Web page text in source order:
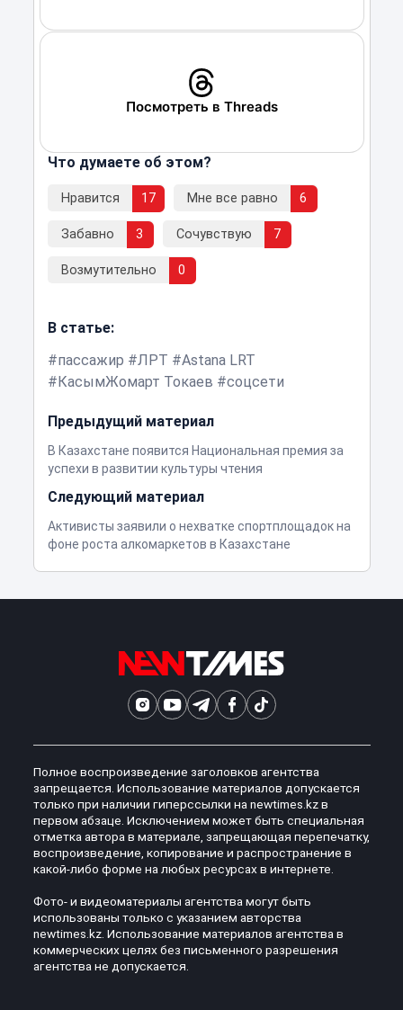
Посмотреть в Threads
Что думаете об этом?
Нравится 17 Мне все равно 6
Забавно 3 Сочувствую 7
Возмутительно 0
В статье:
пассажир
ЛРТ
Astana LRT
КасымЖомарт Токаев
соцсети
Предыдущий материал
В Казахстане появится Национальная премия за
успехи в развитии культуры чтения
Следующий материал
Активисты заявили о нехватке спортплощадок на
фоне роста алкомаркетов в Казахстане
Полное воспроизведение заголовков агентства
запрещается. Использование материалов допускается
только при наличии гиперссылки на newtimes.kz в
первом абзаце. Исключением может быть специальная
отметка автора в материале, запрещающая перепечатку,
воспроизведение, копирование и распространение в
какой-либо форме на любых ресурсах в интернете.
Фото- и видеоматериалы агентства могут быть
использованы только с указанием авторства
newtimes.kz. Использование материалов агентства в
коммерческих целях без письменного разрешения
агентства не допускается.